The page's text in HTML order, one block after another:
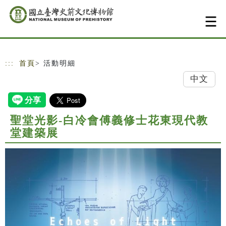
跳到主要內容
網站導覽
::: 首頁 > 活動明細
中文
聖堂光影-白冷會傅義修士花東現代教
堂建築展